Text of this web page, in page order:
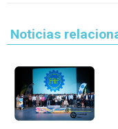
Noticias